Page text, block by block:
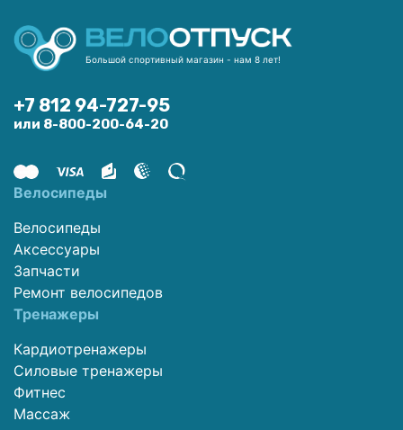
Большой спортивный магазин - нам 8 лет!
+7 812 94-727-95
или 8-800-200-64-20
Велосипеды
Велосипеды
Аксессуары
Запчасти
Ремонт велосипедов
Тренажеры
Кардиотренажеры
Силовые тренажеры
Фитнес
Массаж